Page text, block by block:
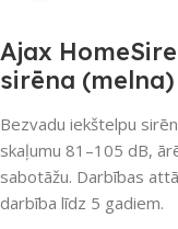
Ajax
sirēna (melna)
Bezvadu iekštelpu
skaļumu 81–105 dB,
sabotāžu. Darbības
darbība līdz 5 gadiem.